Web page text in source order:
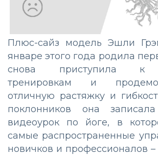
Плюс-сайз модель Эшли
январе этого года родила
снова приступила к
тренировкам и
отличную растяжку и
поклонников она
видеоурок по йоге, в
самые распространенные
новичков и профессионалов –